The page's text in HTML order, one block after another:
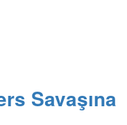
Savaşına